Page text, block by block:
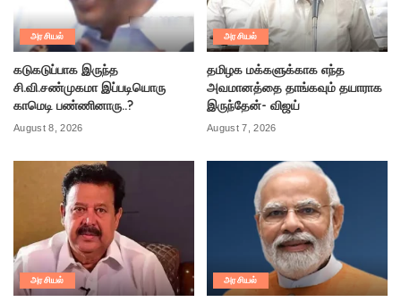
அரசியல்
கடுகடுப்பாக இருந்த
சி.வி.சண்முகமா இப்படியொரு
காமெடி பண்ணினாரு..?
August 8, 2026
அரசியல்
தமிழக மக்களுக்காக எந்த
அவமானத்தை தாங்கவும் தயாராக
இருந்தேன்- விஜய்
August 7, 2026
அரசியல் அரசியல்